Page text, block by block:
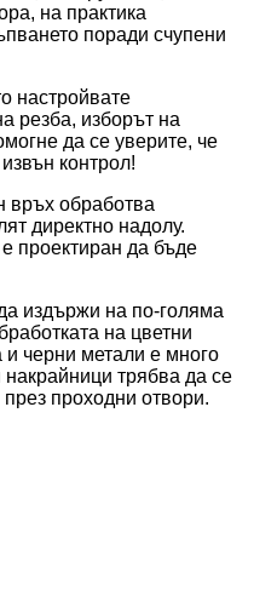
на практика
поради счупени
настройвате
резба, изборът на
да се уверите, че
контрол!
връх обработва
директно надолу.
проектиран да бъде
издържи на по-голяма
на цветни
черни метали е много
трябва да се
проходни отвори.